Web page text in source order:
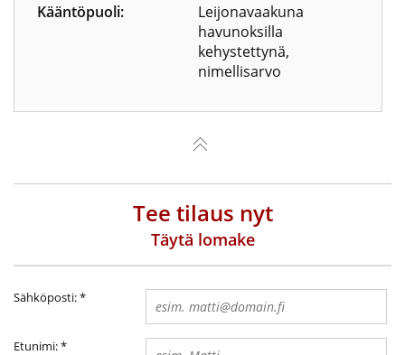
Kääntöpuoli:
Leijonavaakuna
havunoksilla
kehystettynä,
nimellisarvo
Tee tilaus nyt
Täytä lomake
Sähköposti:*
Etunimi:*